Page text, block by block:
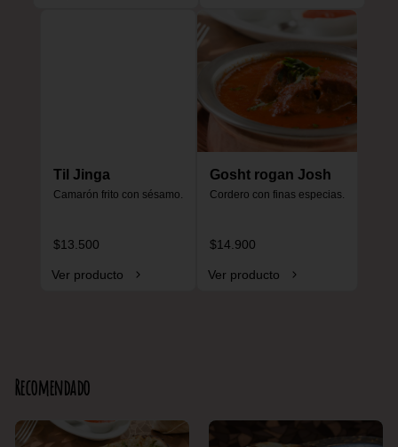
Til Jinga
Camarón frito con sésamo.
$13.500
Ver producto
Gosht rogan Josh
Cordero con finas especias.
$14.900
Ver producto
Recomendado